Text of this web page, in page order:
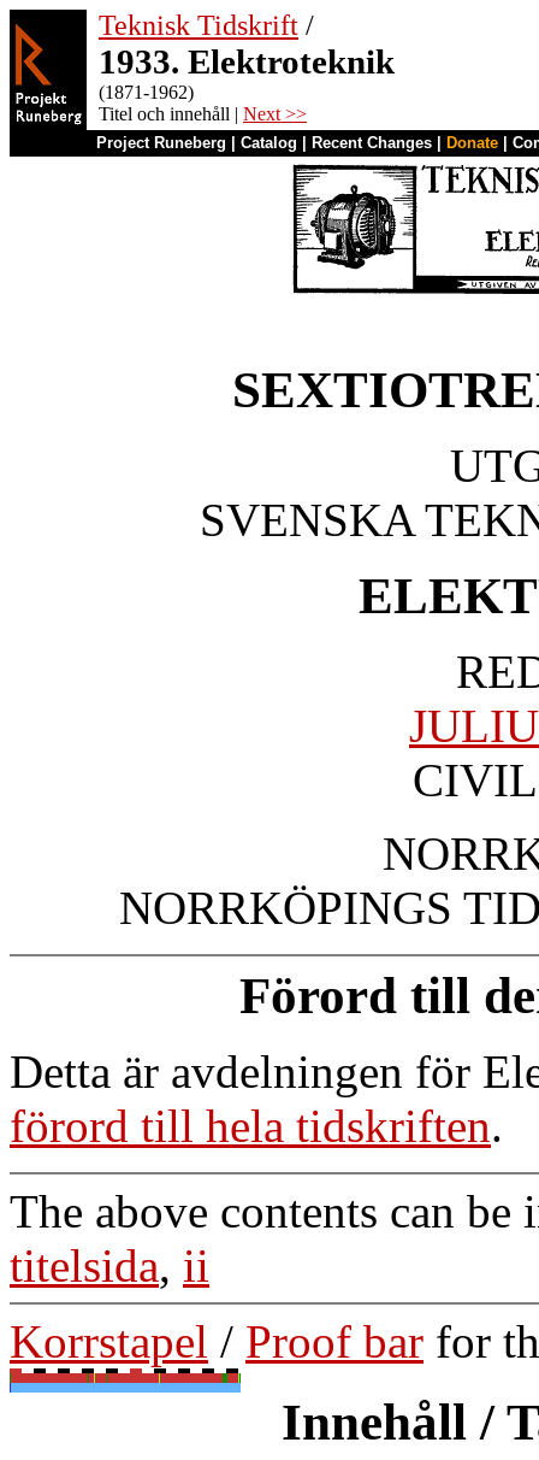
Teknisk Tidskrift /
1933. Elektroteknik
(1871-1962)
Titel och innehåll | Next >>
Project Runeberg Catalog Recent Changes Donate
SVENSKA
NORRKÖPINGS
Förord till
Detta är avdelningen för
förord till hela tidskriften.
The above contents can be
titelsida, ii
Korrstapel / Proof bar for
Innehåll /